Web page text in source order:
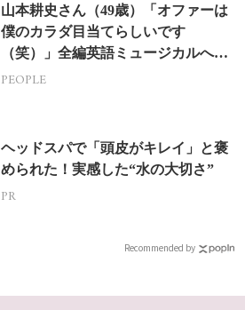
山本耕史さん（49歳）「オファーは
僕のカラダ目当てらしいです
（笑）」全編英語ミュージカルへの
挑戦
PEOPLE
ヘッドスパで「頭皮がキレイ」と褒
められた！実感した“水の大切さ”
PR
Recommended by